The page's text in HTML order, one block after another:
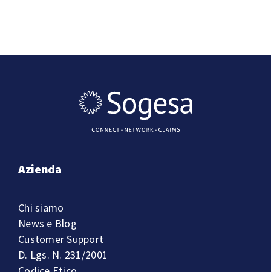
Azienda
Chi siamo
News e Blog
Customer Support
D. Lgs. N. 231/2001